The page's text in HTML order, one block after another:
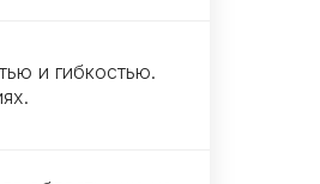
и гибкостью.